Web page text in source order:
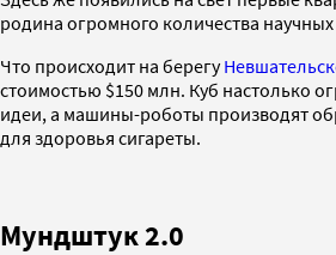
родина огромного количества
Что происходит на берегу
стоимостью $150 млн. Куб настолько
идеи, а машины-роботы производят
для здоровья сигареты.
Мундштук 2.0